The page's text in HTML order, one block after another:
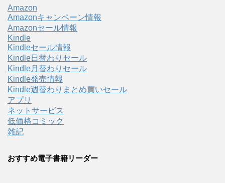
Amazon
Amazonキャンペーン情報
Amazonセール情報
Kindle
Kindleセール情報
Kindle日替わりセール
Kindle月替わりセール
Kindle発売情報
Kindle週替わりまとめ買いセール
アプリ
ネットサービス
低価格コミック
雑記
おすすめ電子書籍リーダー